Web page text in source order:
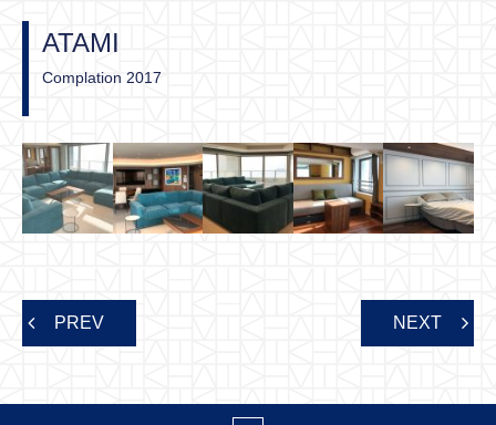
ATAMI
Complation 2017
PREV NEXT